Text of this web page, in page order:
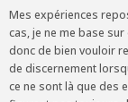
Mes expériences
cas, je ne me base
donc de bien vouloir
de discernement
ce ne sont là que des